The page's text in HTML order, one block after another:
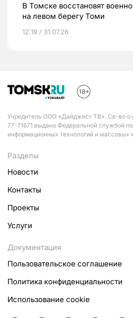
В Томске восстановят
на левом берегу Томи
12:19 / 31.07.26
Учредитель ООО «Дайджест ТВ». Св-во
77-71671 выдано Федеральной службой
информационных технологий и массовых
Разделы
Новости
Контакты
Проекты
Услуги
Документация
Пользовательское соглашение
Политика конфиденциальности
Использование cookie